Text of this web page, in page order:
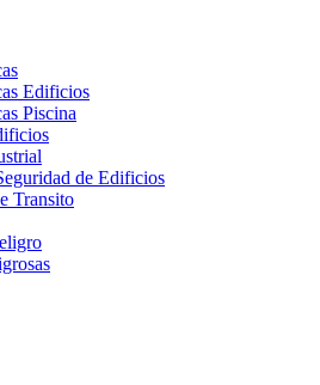
Edificios
Piscina
de Edificios
Transito